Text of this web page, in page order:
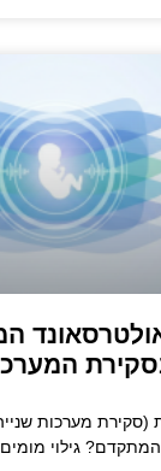
(סקירת מערכות
גילוי